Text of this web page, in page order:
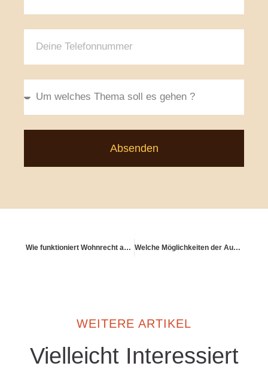
Absenden
Wie funktioniert Wohnrecht auf Lebenszeit bei Teilverkauf? Welche Möglichkeiten der Auszahlungsform gibt es in der Altersvorsorge?
WEITERE ARTIKEL
Vielleicht Interessiert